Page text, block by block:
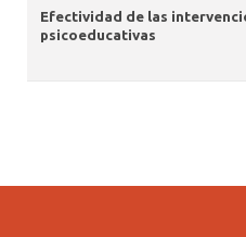
Efectividad de las
psicoeducativas